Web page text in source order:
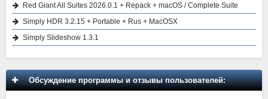
Red Giant All Suites 2026.0.1 + Repack + macOS / Complete Suite
Simply HDR 3.2.15 + Portable + Rus + MacOSX
Simply Slideshow 1.3.1
Обсуждение программы и отзывы пользователей: